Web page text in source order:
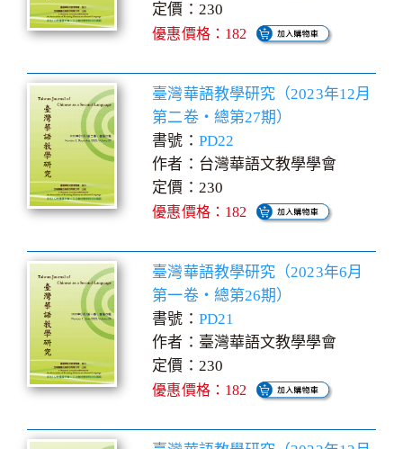
定價：230
優惠價格：182
臺灣華語教學研究（2023年12月
第二卷‧總第27期）
書號： PD22
作者：台灣華語文教學學會
定價：230
優惠價格：182
臺灣華語教學研究（2023年6月
第一卷‧總第26期）
書號： PD21
作者：臺灣華語文教學學會
定價：230
優惠價格：182